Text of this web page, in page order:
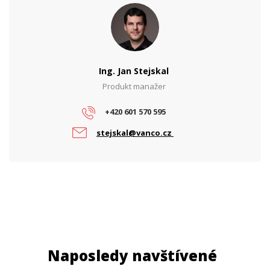
Ing. Jan Stejskal
Produkt manažer
+420 601 570 595
stejskal@vanco.cz
Naposledy navštívené